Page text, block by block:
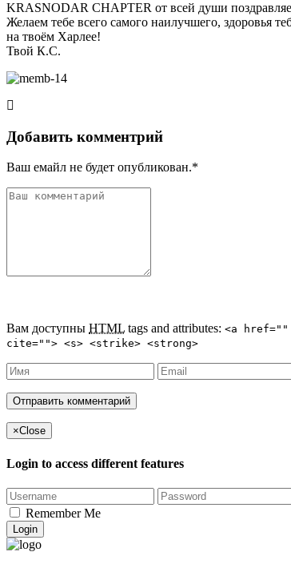
KRASNODAR CHAPTER от всей души
Желаем тебе всего самого наилучшего, здоровья
на твоём Харлее!
Твой К.С.
Добавить комментрий
Ваш емайл не будет опубликован.*
Вам доступны HTML tags and attributes: <a
cite=""> <s> <strike> <strong>
×Close
Login to access different features
Remember Me
Login